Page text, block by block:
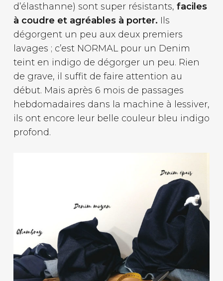
d’élasthanne) sont super résistants, faciles
à coudre et agréables à porter. Ils
dégorgent un peu aux deux premiers
lavages ; c’est NORMAL pour un Denim
teint en indigo de dégorger un peu. Rien
de grave, il suffit de faire attention au
début. Mais après 6 mois de passages
hebdomadaires dans la machine à lessiver,
ils ont encore leur belle couleur bleu indigo
profond.